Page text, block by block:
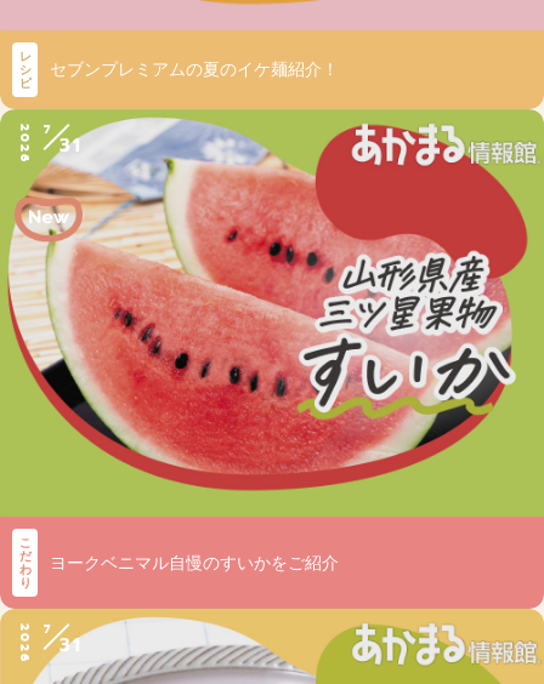
レ
シ
ピ
セブンプレミアムの夏のイケ麺紹介！
2026 7
31
こ
だ
わ
り
ヨークベニマル自慢のすいかをご紹介
2026 7
31